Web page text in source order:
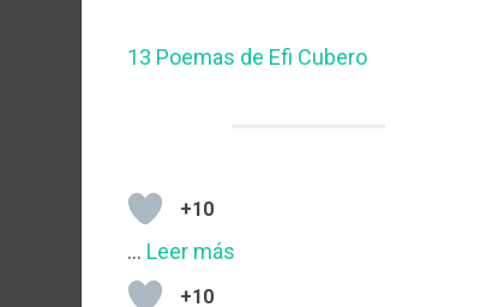
13 Poemas de Efi Cubero
+10
… Leer más
+10